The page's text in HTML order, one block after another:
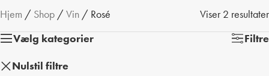
Hjem / Shop / Vin / Rosé
Viser 2 resultater
Vælg kategorier
Filtre
Nulstil filtre